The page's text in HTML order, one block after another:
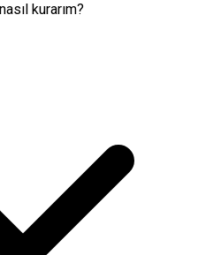
kurarım?